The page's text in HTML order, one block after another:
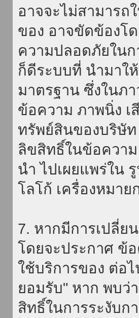
อาจจะไม่สามารถ
ของ อาจขัดข้องโ
ความปลอดภัยในก
ก็ดีระบบที่ นำมาใ
มาตรฐาน ซึ่งในภ
ข้อความ ภาพนิ่ง เ
ทรัพย์สินของบริษัท
ลิขสิทธิ์ในข้อควา
นำ ไปเผยแพร่ใน
โลโก้ เครื่องหมา
7. หากมีการเปลี่ย
โดยจะประกาศ ข้
ใช้บริการของ ต่อ
ยอมรับ" หาก พบว่
สิทธิ์ในการระงับก